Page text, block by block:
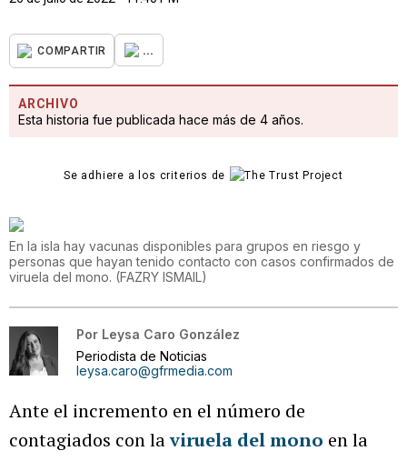
COMPARTIR ...
ARCHIVO
Esta historia fue publicada hace más de 4 años.
Se adhiere a los criterios de
En la isla hay vacunas disponibles para grupos en riesgo y
personas que hayan tenido contacto con casos confirmados de
viruela del mono. (FAZRY ISMAIL)
Por Leysa Caro González
Periodista de Noticias
leysa.caro@gfrmedia.com
Ante el incremento en el número de
contagiados con laviruela del mono en la